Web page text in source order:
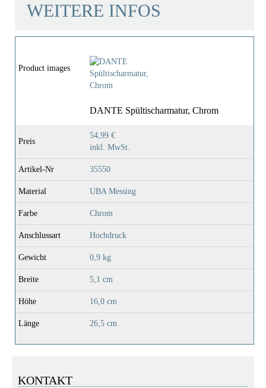
WEITERE INFOS
Product images
DANTE Spültischarmatur, Chrom
Preis
54,99 €
inkl. MwSt.
Artikel-Nr 35550
Material UBA Messing
Farbe Chrom
Anschlussart Hochdruck
Gewicht 0,9 kg
Breite 5,1 cm
Höhe 16,0 cm
Länge 26,5 cm
KONTAKT